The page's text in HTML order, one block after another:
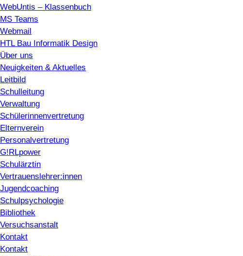
WebUntis – Klassenbuch
MS Teams
Webmail
HTL Bau Informatik Design
Über uns
Neuigkeiten & Aktuelles
Leitbild
Schulleitung
Verwaltung
Schülerinnenvertretung
Elternverein
Personalvertretung
G!RLpower
Schulärztin
Vertrauenslehrer:innen
Jugendcoaching
Schulpsychologie
Bibliothek
Versuchsanstalt
Kontakt
Kontakt